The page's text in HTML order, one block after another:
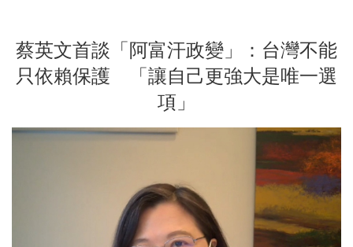
蔡英文首談「阿富汗政變」：台灣不能
只依賴保護 「讓自己更強大是唯一選
項」